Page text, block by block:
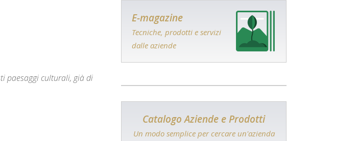
paesaggi culturali, già di
E-magazine
Tecniche, prodotti e servizi
dalle aziende
Catalogo Aziende e Prodotti
Un modo semplice per cercare un'azienda